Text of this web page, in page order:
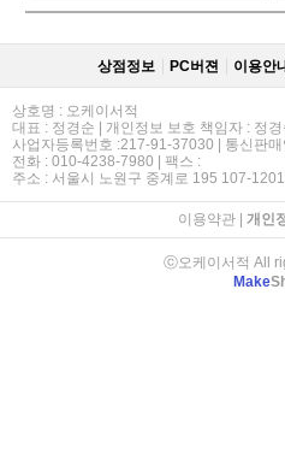
상점정보 PC버젼 이용안
상호명 : 오케이서적
대표 : 정경순 | 개인정보 보호 책임자 : 정경
사업자등록번호 :217-91-37030 | 통신판
전화 : 010-4238-7980 | 팩스 :
주소 : 서울시 노원구 중계로 195 107-
이용약관| 개인
ⓒ오케이서적 All
Make